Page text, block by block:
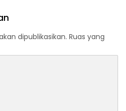
dipublikasikan. Ruas yang